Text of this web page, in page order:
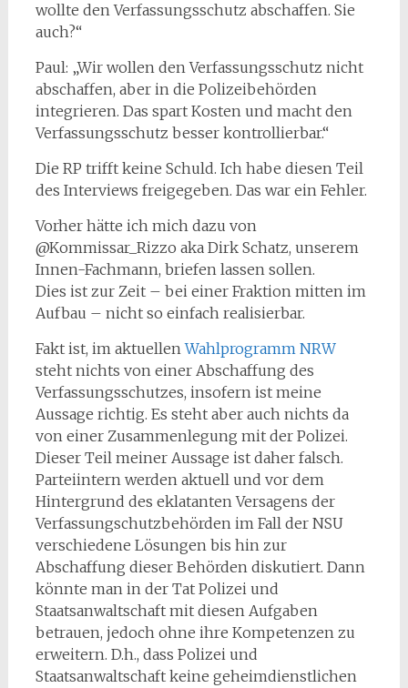
wollte den Verfassungsschutz abschaffen. Sie
auch?“
Paul: „Wir wollen den Verfassungsschutz nicht
abschaffen, aber in die Polizeibehörden
integrieren. Das spart Kosten und macht den
Verfassungsschutz besser kontrollierbar.“
Die RP trifft keine Schuld. Ich habe diesen Teil
des Interviews freigegeben. Das war ein Fehler.
Vorher hätte ich mich dazu von
@Kommissar_Rizzo aka Dirk Schatz, unserem
Innen-Fachmann, briefen lassen sollen.
Dies ist zur Zeit – bei einer Fraktion mitten im
Aufbau – nicht so einfach realisierbar.
Fakt ist, im aktuellenWahlprogramm NRW
steht nichts von einer Abschaffung des
Verfassungsschutzes, insofern ist meine
Aussage richtig. Es steht aber auch nichts da
von einer Zusammenlegung mit der Polizei.
Dieser Teil meiner Aussage ist daher falsch.
Parteiintern werden aktuell und vor dem
Hintergrund des eklatanten Versagens der
Verfassungschutzbehörden im Fall der NSU
verschiedene Lösungen bis hin zur
Abschaffung dieser Behörden diskutiert. Dann
könnte man in der Tat Polizei und
Staatsanwaltschaft mit diesen Aufgaben
betrauen, jedoch ohne ihre Kompetenzen zu
erweitern. D.h., dass Polizei und
Staatsanwaltschaft keine geheimdienstlichen